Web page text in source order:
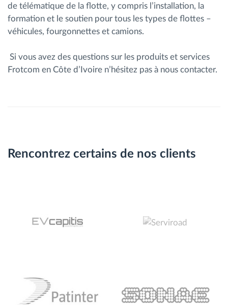
de télématique de la flotte, y compris l’installation, la
formation et le soutien pour tous les types de flottes –
véhicules, fourgonnettes et camions.
Si vous avez des questions sur les produits et services
Frotcom en Côte d’Ivoire n’hésitez pas à nous contacter.
Rencontrez certains de nos clients